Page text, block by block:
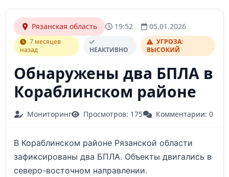
Рязанская область 19:52 05.01.2026
7 месяцев
назад
НЕАКТИВНО
УГРОЗА:
ВЫСОКИЙ
Обнаружены два БПЛА в
Кораблинском районе
Мониторинг Просмотров: 175 Комментарии: 0
В Кораблинском районе Рязанской области
зафиксированы два БПЛА. Объекты двигались в
северо-восточном направлении.